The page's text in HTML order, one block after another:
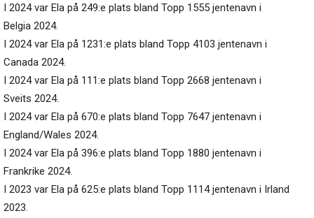
I 2024 var Ela på 249:e plats bland Topp 1555 jentenavn i
Belgia 2024.
I 2024 var Ela på 1231:e plats bland Topp 4103 jentenavn i
Canada 2024.
I 2024 var Ela på 111:e plats bland Topp 2668 jentenavn i
Sveits 2024.
I 2024 var Ela på 670:e plats bland Topp 7647 jentenavn i
England/Wales 2024.
I 2024 var Ela på 396:e plats bland Topp 1880 jentenavn i
Frankrike 2024.
I 2023 var Ela på 625:e plats bland Topp 1114 jentenavn i Irland
2023.